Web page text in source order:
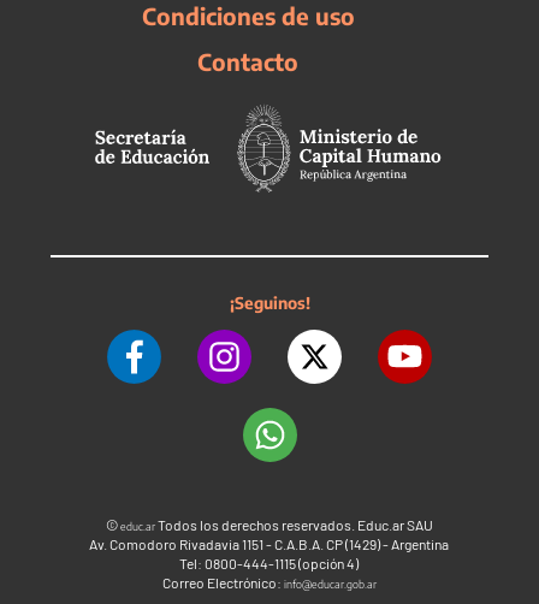
Condiciones de uso
Contacto
¡Seguinos!
©educ.arTodos los derechos reservados. Educ.ar SAU
Av. Comodoro Rivadavia 1151 - C.A.B.A. CP (1429) - Argentina
Tel: 0800-444-1115 (opción 4)
Correo Electrónico: info@educar.gob.ar